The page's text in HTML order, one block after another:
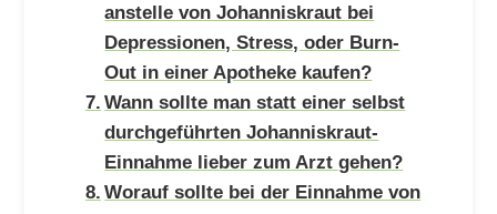
anstelle von Johanniskraut bei
Depressionen, Stress, oder Burn-
Out in einer Apotheke kaufen?
Wann sollte man statt einer selbst
durchgeführten Johanniskraut-
Einnahme lieber zum Arzt gehen?
Worauf sollte bei der Einnahme von